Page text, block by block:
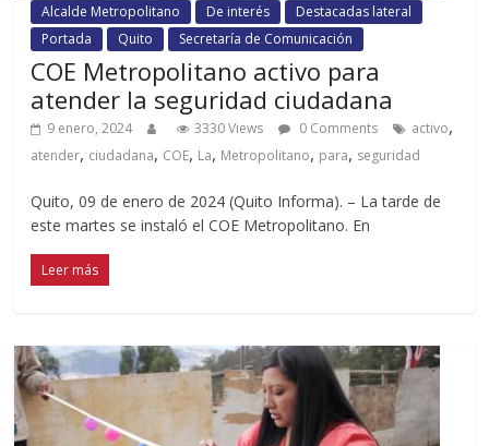
Alcalde Metropolitano De interés
Destacadas lateral
Portada
Quito Secretaría de Comunicación
COE Metropolitano activo para
atender la seguridad ciudadana
9 enero, 2024 3330 Views 0 Comments activo,
atender, ciudadana, COE, La, Metropolitano, para, seguridad
Quito, 09 de enero de 2024 (Quito Informa). – La tarde de
este martes se instaló el COE Metropolitano. En
Leer más